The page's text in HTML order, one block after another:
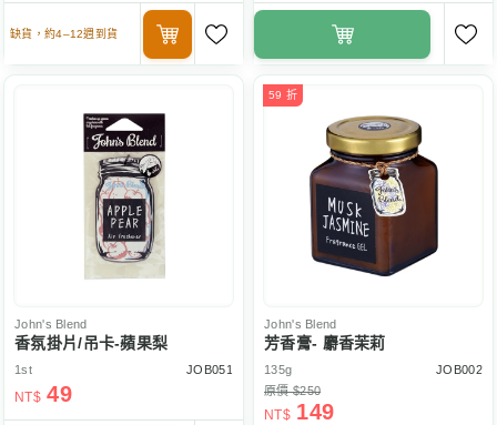
缺貨，約4–12週到貨
John's Blend
香氛掛片/吊卡-蘋果梨
1st JOB051
NT$ 49
59 折
John's Blend
芳香膏- 麝香茉莉
135g
JOB002
原價 $250
NT$ 149